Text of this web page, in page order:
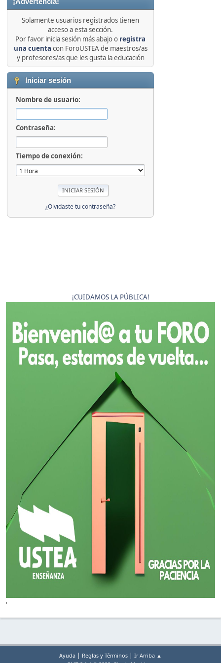
Solamente usuarios registrados tienen
acceso a esta sección.
Por favor inicia sesión más abajo o registra
una cuenta con ForoUSTEA de maestros/as
y profesores/as que les gusta la educación
Iniciar sesión
Nombre de usuario:
Contraseña:
Tiempo de conexión:
¿Olvidaste tu contraseña?
¡CUIDAMOS LA PÚBLICA!
'
Ayuda | Reglas y Términos | Ir Arriba ▲